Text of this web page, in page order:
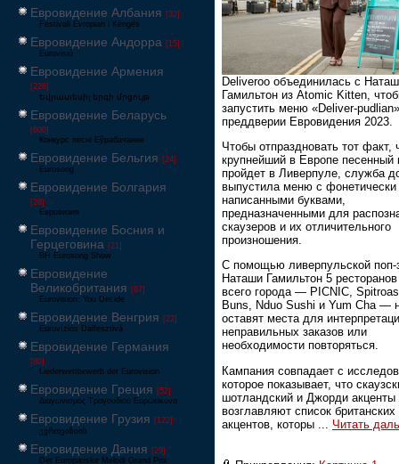
Евровидение Албания [32]
Festivali Evropian i Këngës
Евровидение Андорра [15]
Eurovisió
Евровидение Армения
[228]
Եվրատեսիլ երգի մրցույթ
Евровидение Беларусь
[600]
Конкурс песні Еўрабачанне
Евровидение Бельгия [24]
Eurosong
Евровидение Болгария
[26]
Евровизия
Евровидение Босния и
Герцеговина [21]
BH Eurosong Show
Евровидение
Великобритания [67]
Eurovision: You Decide
Евровидение Венгрия [22]
Eurovíziós Dalfesztivá
Евровидение Германия
[80]
Liederwettbewerb der Eurovision
Евровидение Греция [52]
Διαγωνισμός Τραγουδιού Ευρώεικονα
Евровидение Грузия [122]
ევროვიზიის
Евровидение Дания [29]
Det Europæiske Melodi Grand Prix
Deliveroo объединилась с
Гамильтон из Atomic Kitten,
запустить меню «Deliver-
преддверии Евровидения 2023.
Чтобы отпраздновать тот факт,
крупнейший в Европе песенный
пройдет в Ливерпуле, служба
выпустила меню с фонетически
написанными буквами,
предназначенными для
скаузеров и их отличительного
произношения.
С помощью ливерпульской поп-
Наташи Гамильтон 5
всего города — PICNIC,
Buns, Nduo Sushi и Yum Cha —
оставят места для
неправильных заказов или
необходимости повторяться.
Кампания совпадает с
которое показывает, что
шотландский и Джорди акценты
возглавляют список британских
акцентов, которы
Читать